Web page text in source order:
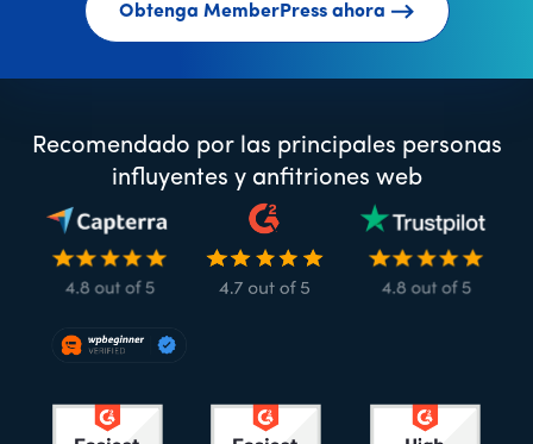
Obtenga MemberPress ahora
Recomendado por las principales personas
influyentes y anfitriones web